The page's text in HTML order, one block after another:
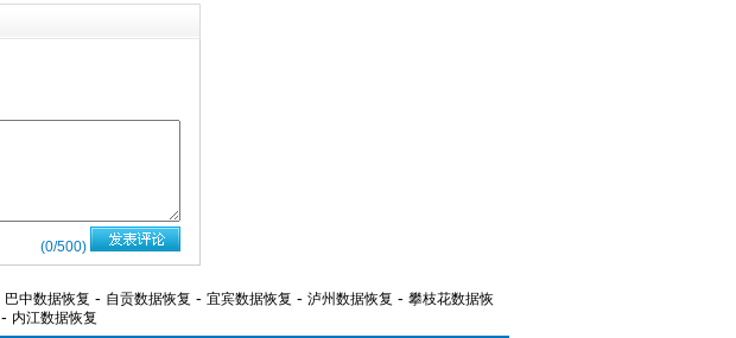
(0/500)
巴中数据恢复 - 自贡数据恢复 - 宜宾数据恢复 - 泸州数据恢复 - 攀枝花数据恢
- 内江数据恢复